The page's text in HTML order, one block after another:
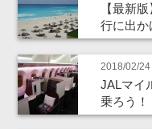
【最新
行に出か
2018/02/24
JALマイ
乗ろう！